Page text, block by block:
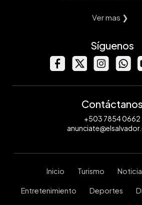
Ver mas ❯
Síguenos
Contáctanos
+503 7854 0662
Inicio Turismo
Entretenimiento Deportes